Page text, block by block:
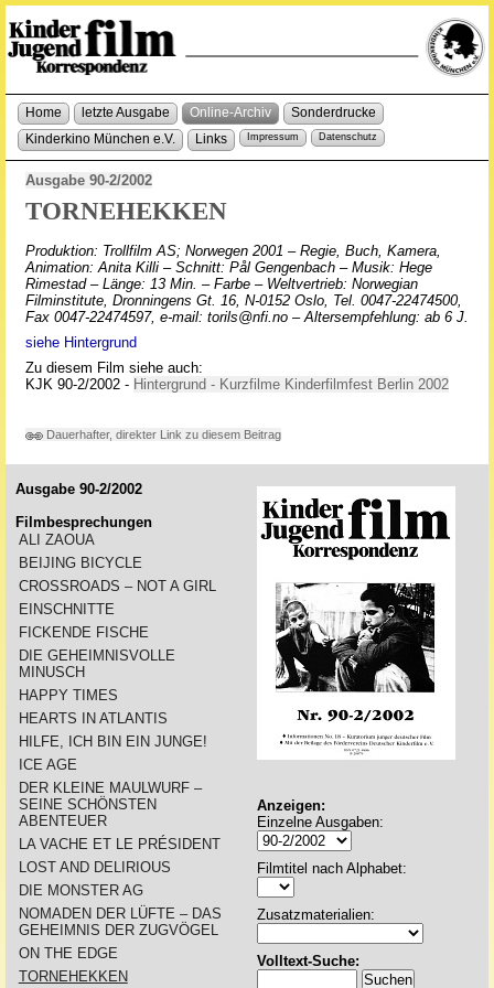
Home letzte Ausgabe Online-Archiv
Sonderdrucke
Kinderkino München e.V.
Links Impressum Datenschutz
Ausgabe 90-2/2002
TORNEHEKKEN
Produktion: Trollfilm AS; Norwegen 2001 – Regie, Buch, Kamera,
Animation: Anita Killi – Schnitt: Pål Gengenbach – Musik: Hege
Rimestad – Länge: 13 Min. – Farbe – Weltvertrieb: Norwegian
Filminstitute, Dronningens Gt. 16, N-0152 Oslo, Tel. 0047-22474500,
Fax 0047-22474597, e-mail: torils@nfi.no – Altersempfehlung: ab 6 J.
siehe Hintergrund
Zu diesem Film siehe auch:
KJK 90-2/2002 - Hintergrund - Kurzfilme Kinderfilmfest Berlin 2002
Dauerhafter, direkter Link zu diesem Beitrag
Ausgabe 90-2/2002
Filmbesprechungen
ALI ZAOUA
BEIJING BICYCLE
CROSSROADS – NOT A GIRL
EINSCHNITTE
FICKENDE FISCHE
DIE GEHEIMNISVOLLE
MINUSCH
HAPPY TIMES
HEARTS IN ATLANTIS
HILFE, ICH BIN EIN JUNGE!
ICE AGE
DER KLEINE MAULWURF –
SEINE SCHÖNSTEN
ABENTEUER
LA VACHE ET LE PRÉSIDENT
LOST AND DELIRIOUS
DIE MONSTER AG
NOMADEN DER LÜFTE – DAS
GEHEIMNIS DER ZUGVÖGEL
ON THE EDGE
TORNEHEKKEN
Anzeigen:
Einzelne Ausgaben:
Filmtitel nach Alphabet:
Zusatzmaterialien:
Volltext-Suche: